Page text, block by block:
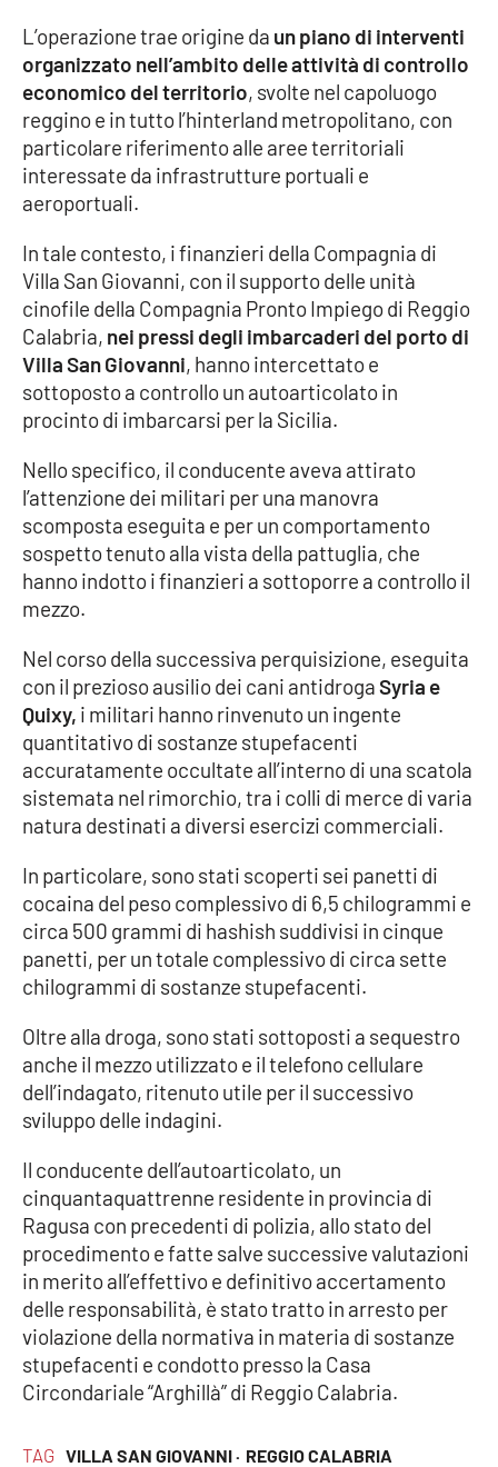
Cultura
Economia e Lavoro
Politica
Sanità
Società
Sport
RUBRICHE
Parchi Marini Calabria
Leggendo Alvaro insieme
Imprese Di Calabria
Le perfidie di Antonella Grippo
Venti di comunicazione
STREAMING
LaC Network
LaC OnAir
EDIZIONI
LOCALI
Catanzaro
Crotone
Vibo Valentia
Reggio Calabria
Cosenza
Lamezia Terme
TAG VILLA SAN GIOVANNI · REGGIO CALABRIA
L’operazione trae origine da un piano di interventi
organizzato nell’ambito delle attività di controllo
economico del territorio, svolte nel capoluogo
reggino e in tutto l’hinterland metropolitano, con
particolare riferimento alle aree territoriali
interessate da infrastrutture portuali e
aeroportuali.
In tale contesto, i finanzieri della Compagnia di
Villa San Giovanni, con il supporto delle unità
cinofile della Compagnia Pronto Impiego di Reggio
Calabria, nei pressi degli imbarcaderi del porto di
Villa San Giovanni, hanno intercettato e
sottoposto a controllo un autoarticolato in
procinto di imbarcarsi per la Sicilia.
Nello specifico, il conducente aveva attirato
l’attenzione dei militari per una manovra
scomposta eseguita e per un comportamento
sospetto tenuto alla vista della pattuglia, che
hanno indotto i finanzieri a sottoporre a controllo il
mezzo.
Nel corso della successiva perquisizione, eseguita
con il prezioso ausilio dei cani antidrogaSyria e
Quixy, i militari hanno rinvenuto un ingente
quantitativo di sostanze stupefacenti
accuratamente occultate all’interno di una scatola
sistemata nel rimorchio, tra i colli di merce di varia
natura destinati a diversi esercizi commerciali.
In particolare, sono stati scoperti sei panetti di
cocaina del peso complessivo di 6,5 chilogrammi e
circa 500 grammi di hashish suddivisi in cinque
panetti, per un totale complessivo di circa sette
chilogrammi di sostanze stupefacenti.
Oltre alla droga, sono stati sottoposti a sequestro
anche il mezzo utilizzato e il telefono cellulare
dell’indagato, ritenuto utile per il successivo
sviluppo delle indagini.
Il conducente dell’autoarticolato, un
cinquantaquattrenne residente in provincia di
Ragusa con precedenti di polizia, allo stato del
procedimento e fatte salve successive valutazioni
in merito all’effettivo e definitivo accertamento
delle responsabilità, è stato tratto in arresto per
violazione della normativa in materia di sostanze
stupefacenti e condotto presso la Casa
Circondariale “Arghillà” di Reggio Calabria.